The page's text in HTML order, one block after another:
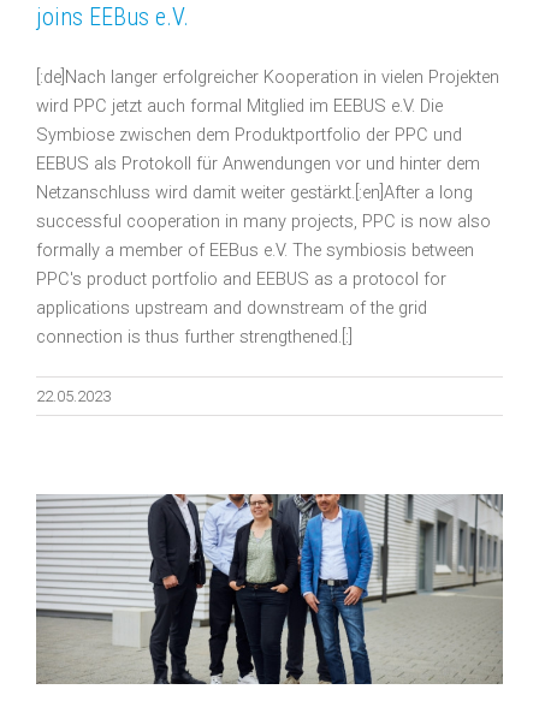
joins EEBus e.V.
[:de]Nach langer erfolgreicher Kooperation in vielen Projekten
wird PPC jetzt auch formal Mitglied im EEBUS e.V. Die
Symbiose zwischen dem Produktportfolio der PPC und
EEBUS als Protokoll für Anwendungen vor und hinter dem
Netzanschluss wird damit weiter gestärkt.[:en]After a long
successful cooperation in many projects, PPC is now also
formally a member of EEBus e.V. The symbiosis between
PPC's product portfolio and EEBUS as a protocol for
applications upstream and downstream of the grid
connection is thus further strengthened.[:]
22.05.2023